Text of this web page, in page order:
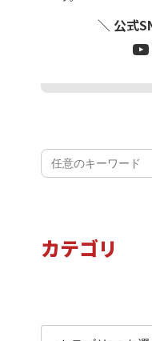
＼ 公式
カテゴリ
カテゴリー